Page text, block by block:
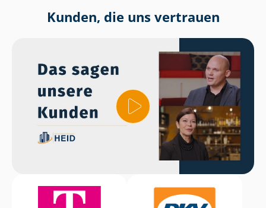
Kunden, die uns vertrauen